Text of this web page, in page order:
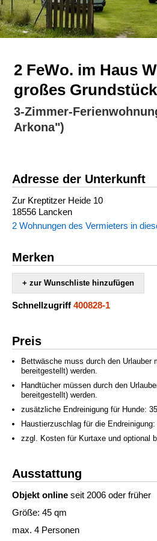
2 FeWo. im Haus
großes Grundstück
3-Zimmer-
Arkona")
Adresse der Unterkunft
Zur Kreptitzer Heide 10
18556 Lancken
2 Wohnungen des Vermieters in
Merken
+ zur Wunschliste hinzufügen
Schnellzugriff 400828-1
Preis
Bettwäsche muss durch den Urlauber
bereitgestellt) werden.
Handtücher müssen durch den
bereitgestellt) werden.
zusätzliche Endreinigung für Hunde:
Haustierzuschlag für die
zzgl. Kosten für Kurtaxe und optional
Ausstattung
Objekt online seit 2006 oder früher
Größe: 45 qm
max. 4 Personen